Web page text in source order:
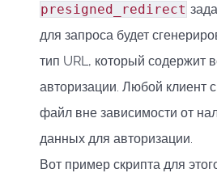
presigned_redirect
для запроса будет
тип URL, который содержит
авторизации. Любой клиент
файл вне зависимости от
данных для авторизации.
Вот пример скрипта для